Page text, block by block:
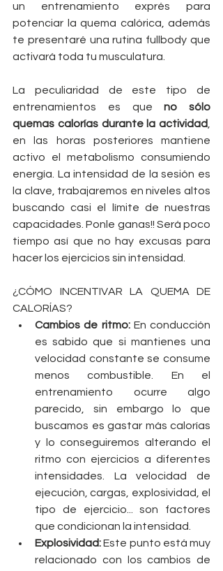
un entrenamiento exprés para
potenciar la quema calórica, además
te presentaré una rutina fullbody que
activará toda tu musculatura.
La peculiaridad de este tipo de
entrenamientos es que no sólo
quemas calorías durante la actividad,
en las horas posteriores mantiene
activo el metabolismo consumiendo
energía. La intensidad de la sesión es
la clave, trabajaremos en niveles altos
buscando casi el límite de nuestras
capacidades. Ponle ganas!! Será poco
tiempo así que no hay excusas para
hacer los ejercicios sin intensidad.
¿CÓMO INCENTIVAR LA QUEMA DE
CALORÍAS?
Cambios de ritmo: En conducción
es sabido que si mantienes una
velocidad constante se consume
menos combustible. En el
entrenamiento ocurre algo
parecido, sin embargo lo que
buscamos es gastar más calorías
y lo conseguiremos alterando el
ritmo con ejercicios a diferentes
intensidades. La velocidad de
ejecución, cargas, explosividad, el
tipo de ejercicio... son factores
que condicionan la intensidad.
Explosividad: Este punto está muy
relacionado con los cambios de